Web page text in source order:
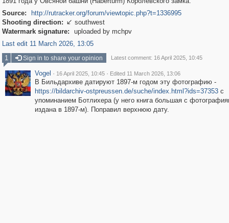
Source:
http://rutracker.org/forum/viewtopic.php?t=1336995
Shooting direction:  southwest
Watermark signature:
uploaded by mchpv
Last edit 11 March 2026, 13:05
1
Sign in to share your opinion Latest comment: 16 April 2025, 10:45
Vogel · 16 April 2025, 10:45 · Edited 11 March 2026, 13:06
В Бильдархиве датируют 1897-м годом эту фотографию -
https://bildarchiv-ostpreussen.de/suche/index.html?ids=37353с
упоминанием Ботлихера (у него книга большая с
издана в 1897-м). Поправил верхнюю дату.